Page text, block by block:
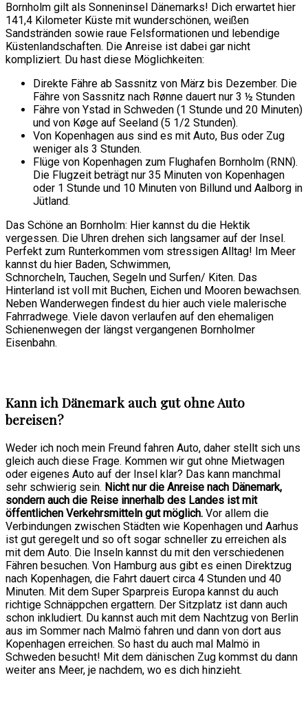
Bornholm gilt als Sonneninsel Dänemarks! Dich erwartet hier
141,4 Kilometer Küste mit wunderschönen, weißen
Sandstränden sowie raue Felsformationen und lebendige
Küstenlandschaften. Die Anreise ist dabei gar nicht
kompliziert. Du hast diese Möglichkeiten:
Direkte Fähre ab Sassnitz von März bis Dezember. Die
Fähre von Sassnitz nach Rønne dauert nur 3 ½ Stunden
Fähre von Ystad in Schweden (1 Stunde und 20 Minuten)
und von Køge auf Seeland (5 1/2 Stunden).
Von Kopenhagen aus sind es mit Auto, Bus oder Zug
weniger als 3 Stunden.
Flüge von Kopenhagen zum Flughafen Bornholm (RNN).
Die Flugzeit beträgt nur 35 Minuten von Kopenhagen
oder 1 Stunde und 10 Minuten von Billund und Aalborg in
Jütland.
Das Schöne an Bornholm: Hier kannst du die Hektik
vergessen. Die Uhren drehen sich langsamer auf der Insel.
Perfekt zum Runterkommen vom stressigen Alltag! Im Meer
kannst du hier Baden, Schwimmen,
Schnorcheln, Tauchen, Segeln und Surfen/ Kiten. Das
Hinterland ist voll mit Buchen, Eichen und Mooren bewachsen.
Neben Wanderwegen findest du hier auch viele malerische
Fahrradwege. Viele davon verlaufen auf den ehemaligen
Schienenwegen der längst vergangenen Bornholmer
Eisenbahn.
Kann ich Dänemark auch gut ohne Auto
bereisen?
Weder ich noch mein Freund fahren Auto, daher stellt sich uns
gleich auch diese Frage. Kommen wir gut ohne Mietwagen
oder eigenes Auto auf der Insel klar? Das kann manchmal
sehr schwierig sein. Nicht nur die Anreise nach Dänemark,
sondern auch die Reise innerhalb des Landes ist mit
öffentlichen Verkehrsmitteln gut möglich. Vor allem die
Verbindungen zwischen Städten wie Kopenhagen und Aarhus
ist gut geregelt und so oft sogar schneller zu erreichen als
mit dem Auto. Die Inseln kannst du mit den verschiedenen
Fähren besuchen. Von Hamburg aus gibt es einen Direktzug
nach Kopenhagen, die Fahrt dauert circa 4 Stunden und 40
Minuten. Mit dem Super Sparpreis Europa kannst du auch
richtige Schnäppchen ergattern. Der Sitzplatz ist dann auch
schon inkludiert. Du kannst auch mit dem Nachtzug von Berlin
aus im Sommer nach Malmö fahren und dann von dort aus
Kopenhagen erreichen. So hast du auch mal Malmö in
Schweden besucht! Mit dem dänischen Zug kommst du dann
weiter ans Meer, je nachdem, wo es dich hinzieht.